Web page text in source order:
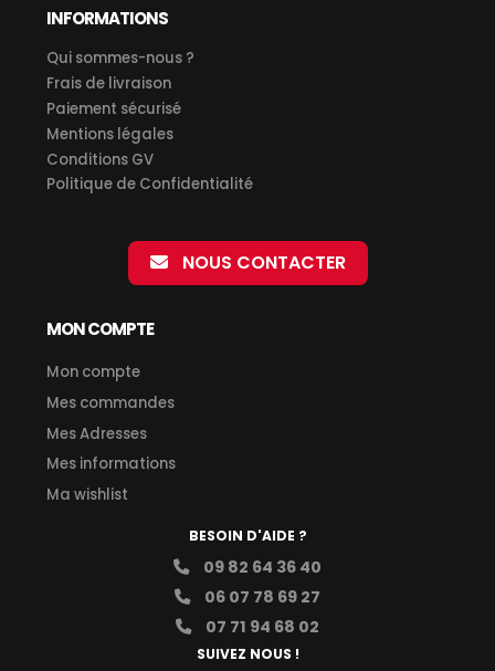
INFORMATIONS
Qui sommes-nous ?
Frais de livraison
Paiement sécurisé
Mentions légales
Conditions GV
Politique de Confidentialité
NOUS CONTACTER
MON COMPTE
Mon compte
Mes commandes
Mes Adresses
Mes informations
Ma wishlist
BESOIN D'AIDE ?
09 82 64 36 40
06 07 78 69 27
07 71 94 68 02
SUIVEZ NOUS !